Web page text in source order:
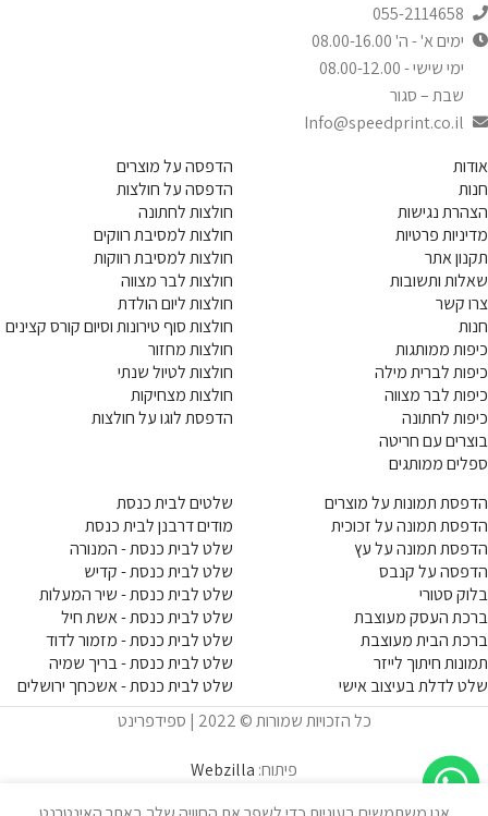
055-2114658
ימים א' - ה' 08.00-16.00
ימי שישי - 08.00-12.00
שבת – סגור
Info@speedprint.co.il
אודות
חנות
הצהרת נגישות
מדיניות פרטיות
תקנון אתר
שאלות ותשובות
צרו קשר
חנות
כיפות ממותגות
כיפות לברית מילה
כיפות לבר מצווה
כיפות לחתונה
בוצרים עם חריטה
ספלים ממותגים
הדפסה על מוצרים
הדפסה על חולצות
חולצות לחתונה
חולצות למסיבת רווקים
חולצות למסיבת רווקות
חולצות לבר מצווה
חולצות ליום הולדת
חולצות סוף טירונות וסיום קורס קצינים
חולצות מחזור
חולצות לטיול שנתי
חולצות מצחיקות
הדפסת לוגו על חולצות
הדפסת תמונות על מוצרים
הדפסת תמונה על זכוכית
הדפסת תמונה על עץ
הדפסה על קנבס
בלוק סטורי
ברכת העסק מעוצבת
ברכת הבית מעוצבת
תמונות חיתוך לייזר
שלט לדלת בעיצוב אישי
שלטים לבית כנסת
מודים דרבנן לבית כנסת
שלט לבית כנסת - המנורה
שלט לבית כנסת - קדיש
שלט לבית כנסת - שיר המעלות
שלט לבית כנסת - אשת חיל
שלט לבית כנסת - מזמור לדוד
שלט לבית כנסת - בריך שמיה
שלט לבית כנסת - אשכחך ירושלים
כל הזכויות שמורות © 2022 | ספידפרינט
פיתוח: Webzilla